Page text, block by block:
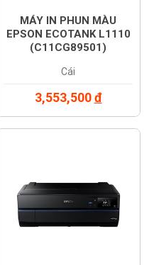
MÁY IN PHUN MÀU
EPSON ECOTANK L1110
(C11CG89501)
Cái
3,553,500đ